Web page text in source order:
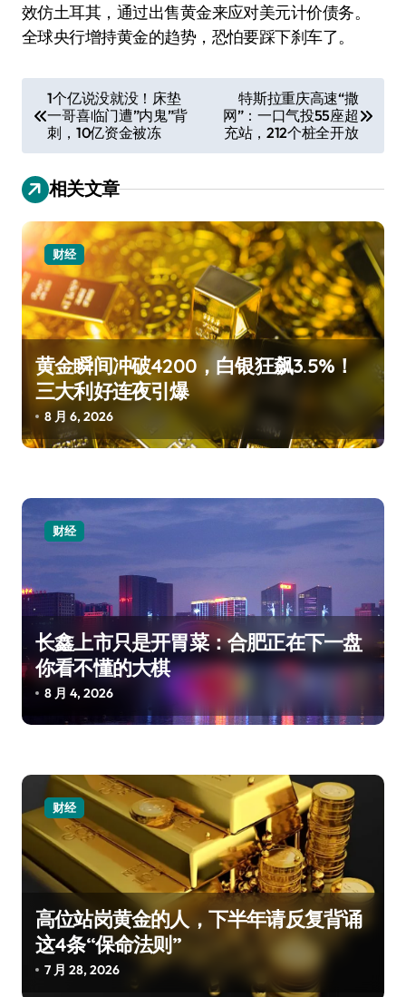
效仿土耳其，通过出售黄金来应对美元计价债务。
全球央行增持黄金的趋势，恐怕要踩下刹车了。
章
导
航
1个亿说没就没！床垫
一哥喜临门遭”内鬼”背
刺，10亿资金被冻
特斯拉重庆高速“撒
网”：一口气投55座超
充站，212个桩全开放
相关文章
财经
黄金瞬间冲破4200，白银狂飙3.5%！
三大利好连夜引爆
8 月 6, 2026
财经
长鑫上市只是开胃菜：合肥正在下一盘
你看不懂的大棋
8 月 4, 2026
财经
高位站岗黄金的人，下半年请反复背诵
这4条“保命法则”
7 月 28, 2026